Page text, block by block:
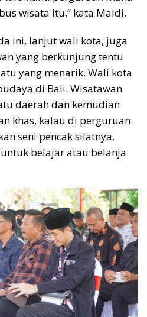
wisata itu,’’ kata Maidi.
ini, lanjut wali kota, juga
yang berkunjung tentu
yang menarik. Wali kota
di Bali. Wisatawan
daerah dan kemudian
khas, kalau di perguruan
seni pencak silatnya.
belajar atau belanja